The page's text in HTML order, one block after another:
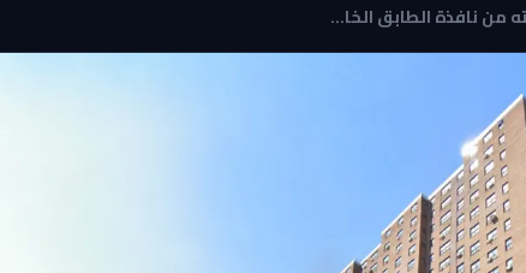
نافذة الطابق الخا...